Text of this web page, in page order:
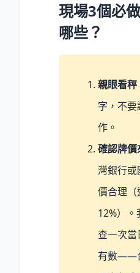
現場3個必
哪些？
親眼看秤
字，不
作。
確認牌價
灣銀行
價合理（
12%）
查一次
有數——